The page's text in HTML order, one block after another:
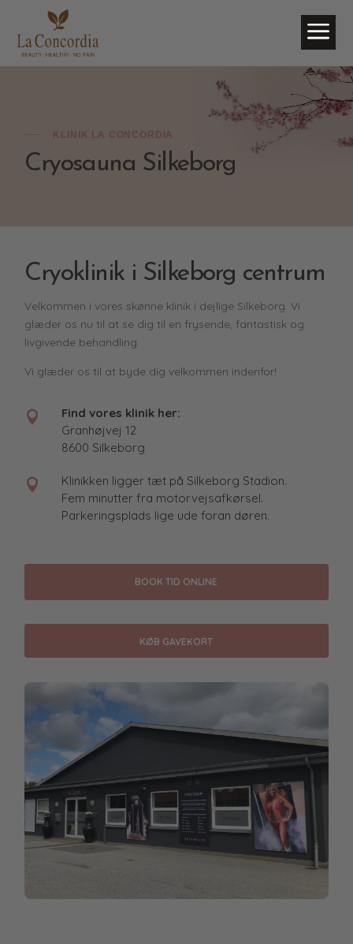
a
KLINIK LA CONCORDIA
Cryosauna Silkeborg
Cryoklinik i Silkeborg centrum
Velkommen i vores skønne klinik i dejlige Silkeborg. Vi
glæder os nu til at se dig til en frysende, fantastisk og
livgivende behandling.
Vi glæder os til at byde dig velkommen indenfor!

Find vores klinik her:
Granhøjvej 12
8600 Silkeborg

Klinikken ligger tæt på Silkeborg Stadion.
Fem minutter fra motorvejsafkørsel.
Parkeringsplads lige ude foran døren.
BOOK TID ONLINE
KØB GAVEKORT